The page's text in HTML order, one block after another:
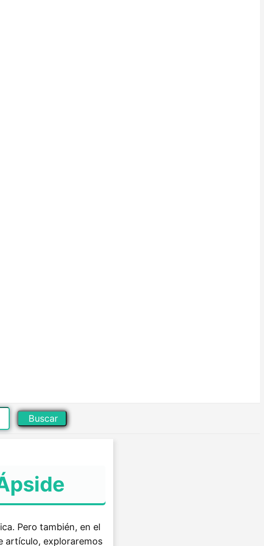
Buscar
Pero también, en el
artículo, exploraremos